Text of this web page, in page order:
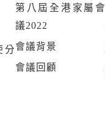
分
第八屆全港家屬會
議2022
會議背景
會議回顧